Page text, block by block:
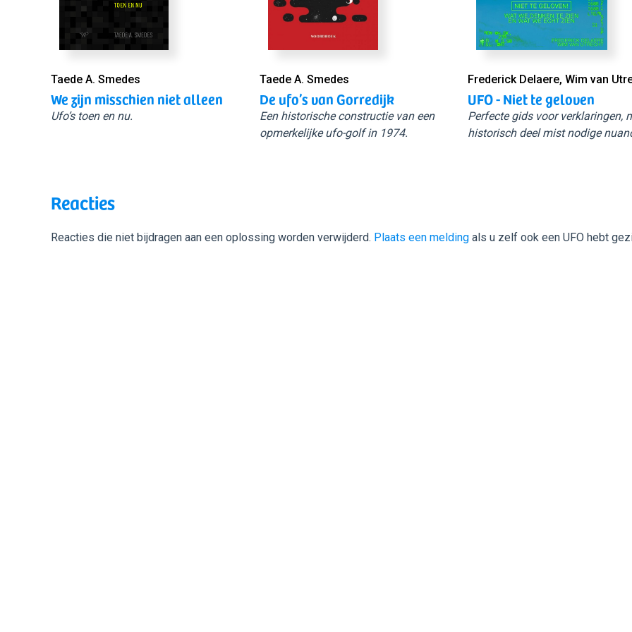
Taede A. Smedes
We zijn misschien niet alleen
Ufo’s toen en nu.
Taede A. Smedes
De ufo’s van Gorredijk
Een historische constructie van een
opmerkelijke ufo-golf in 1974.
Frederick Delaere, Wim van
UFO - Niet te geloven
Perfecte gids voor verklaringen,
historisch deel mist nodige
Reacties
Reacties die niet bijdragen aan een oplossing worden verwijderd. Plaats een melding als u zelf ook een UFO hebt